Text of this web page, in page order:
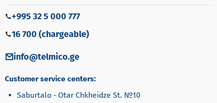
+995 32 5 000 777
16 700 (chargeable)
info@telmico.ge
Customer service centers:
Saburtalo - Otar Chkheidze St. №10